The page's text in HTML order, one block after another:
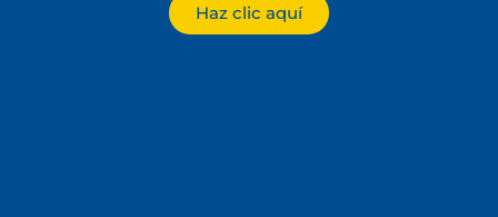
Haz clic aquí